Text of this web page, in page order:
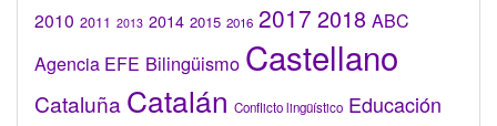
2010 2011 2013 2014 2015 2016 2017 2018 ABC
Agencia EFE Bilingüismo Castellano
Cataluña Catalán Conflicto lingüístico Educación